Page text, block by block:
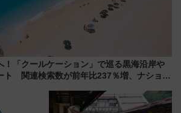
！「クールケーション」で巡る黒海沿岸や
ト 関連検索数が前年比237％増、ナショジ